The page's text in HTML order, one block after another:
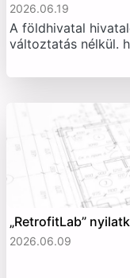
2026.06.19
A földhivatal
változtatás nélkül.
„RetrofitLab”
2026.06.09